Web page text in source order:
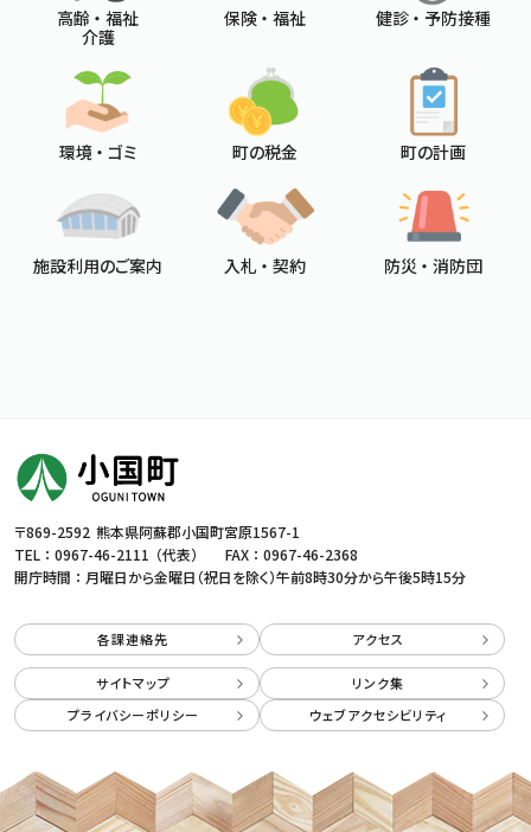
高齢 ・ 福祉
介護
保険 ・ 福祉 健診 ・ 予防接種
環境 ・ ゴミ 町の税金 町の計画
施設利用のご案内 入札 ・ 契約 防災 ・ 消防団
〒869-2592 熊本県阿蘇郡小国町宮原1567-1
TEL ： 0967-46-2111 （代表）
FAX ： 0967-46-2368
開庁時間 ： 月曜日から金曜日（祝日を除く）午前8時30分から午後5時15分
各課連絡先 アクセス
サイトマップ
リンク集
プライバシーポリシー
ウェブアクセシビリティ